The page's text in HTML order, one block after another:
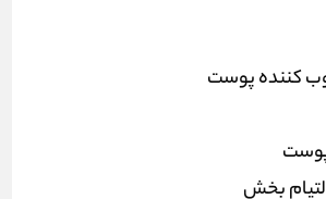
کننده پوست
بخش